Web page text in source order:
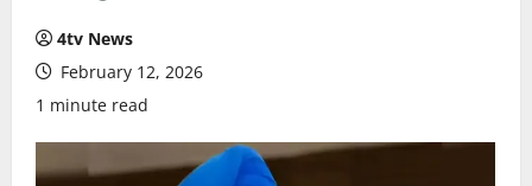
4tv News
February 12, 2026
1 minute read